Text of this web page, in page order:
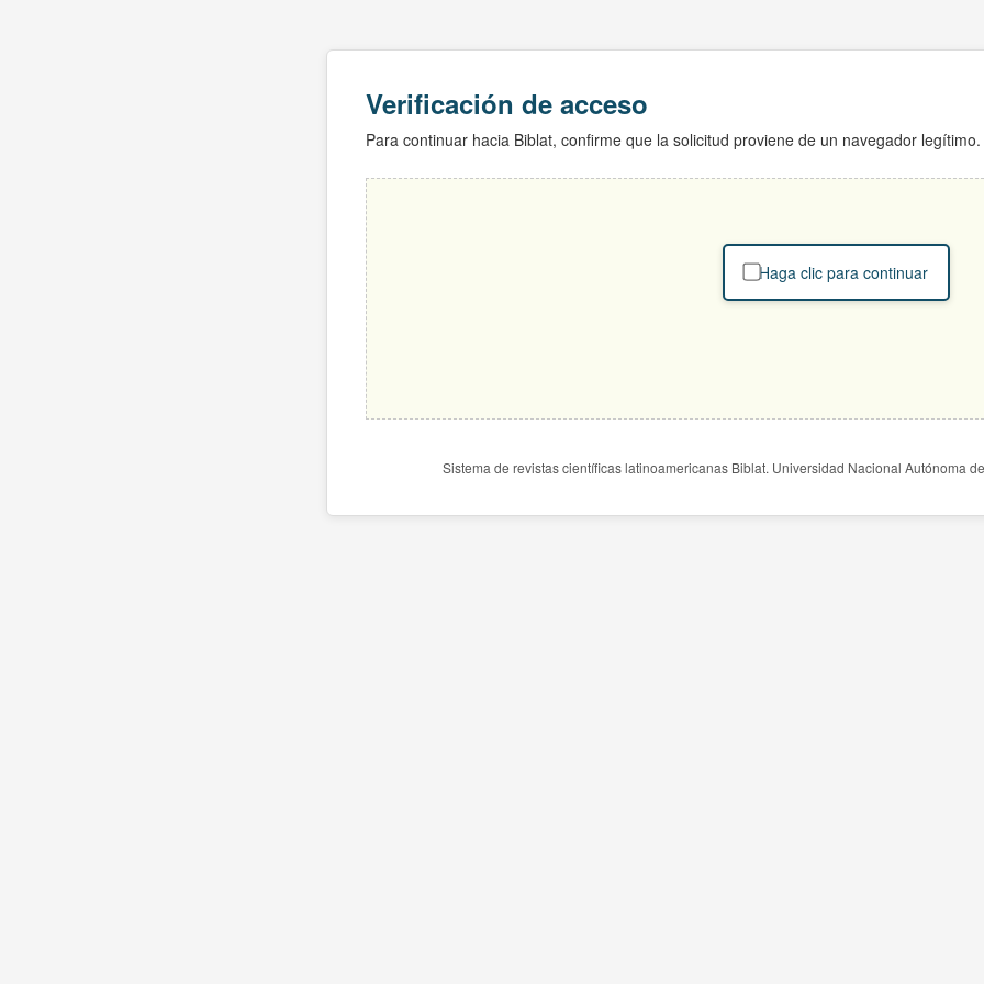
Verificación de acceso
Para continuar hacia Biblat, confirme que la solicitud proviene de un navegador legítimo.
Haga clic para continuar
Sistema de revistas científicas latinoamericanas Biblat. Universidad Nacional Autónoma